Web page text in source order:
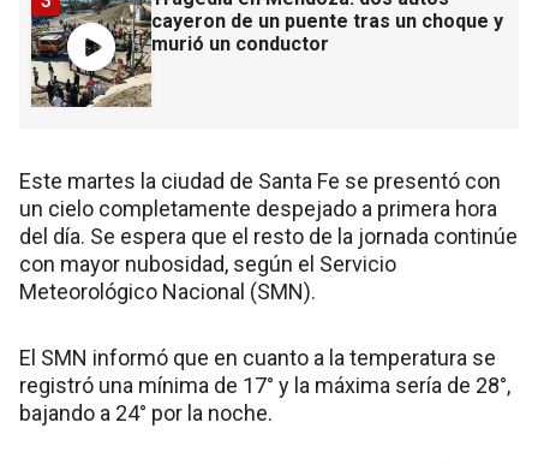
cayeron de un puente tras un choque y
murió un conductor
Este martes la ciudad de Santa Fe se presentó con
un cielo completamente despejado a primera hora
del día. Se espera que el resto de la jornada continúe
con mayor nubosidad, según el Servicio
Meteorológico Nacional (SMN).
El SMN informó que en cuanto a la temperatura se
registró una mínima de 17° y la máxima sería de 28°,
bajando a 24° por la noche.